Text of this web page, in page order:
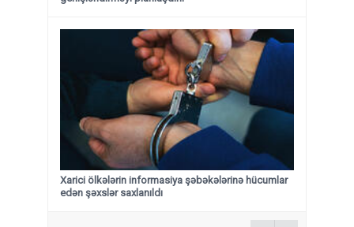
Xarici ölkələrin informasiya şəbəkələrinə hücumlar
edən şəxslər saxlanıldı